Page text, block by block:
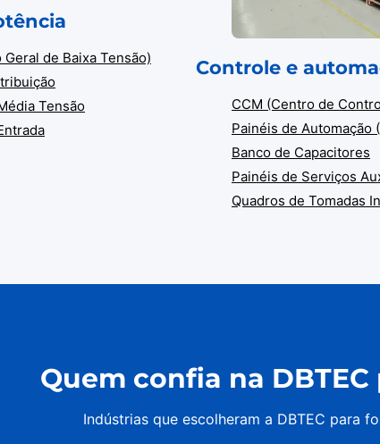
Geral de Baixa Tensão)
Tensão
Controle e
CCM (Centro de
Painéis de Automação
Banco de Capacitores
Painéis de Serviços
Quadros de Tomadas
Quem confia na
Indústrias que escolheram a DBTEC para